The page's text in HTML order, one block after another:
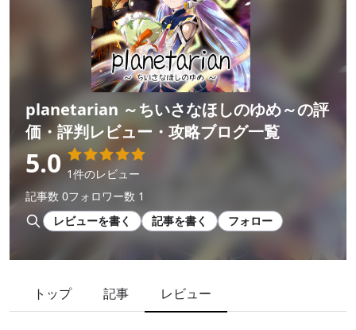
planetarian ～ちいさなほしのゆめ～の評
価・評判レビュー・攻略ブログ一覧
5.0 1件のレビュー
記事数 0フォロワー数 1
レビューを書く
記事を書く フォロー
トップ 記事 レビュー